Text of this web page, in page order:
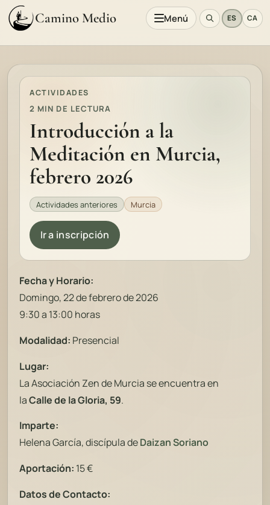
Camino Medio Menú ES CA
ACTIVIDADES
2 MIN DE LECTURA
Introducción a la
Meditación en Murcia,
febrero 2026
Actividades anteriores Murcia
Ir a inscripción
Fecha y Horario:
Domingo, 22 de febrero de 2026
9:30 a 13:00 horas
Modalidad: Presencial
Lugar:
La Asociación Zen de Murcia se encuentra en
laCalle de la Gloria, 59.
Imparte:
Helena García, discípula deDaizan Soriano
Aportación: 15 €
Datos de Contacto: